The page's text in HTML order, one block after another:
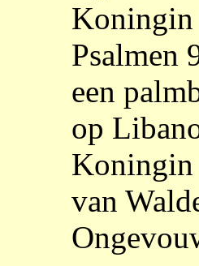
Koningin
Psalmen
een
op
Koningin
van